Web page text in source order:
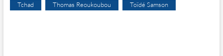
Tchad Thomas Reoukoubou Toïdé Samson